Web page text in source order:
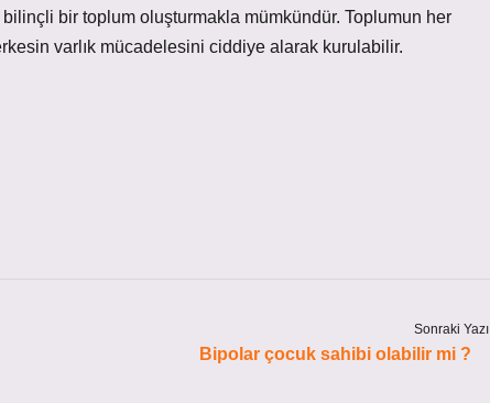
bir toplum oluşturmakla mümkündür. Toplumun her
varlık mücadelesini ciddiye alarak kurulabilir.
Sonraki Yazı
Bipolar çocuk sahibi olabilir mi ?